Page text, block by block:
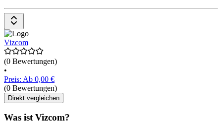
Vizcom
(0 Bewertungen)
•
Preis: Ab 0,00 €
(0 Bewertungen)
Direkt vergleichen
Was ist Vizcom?